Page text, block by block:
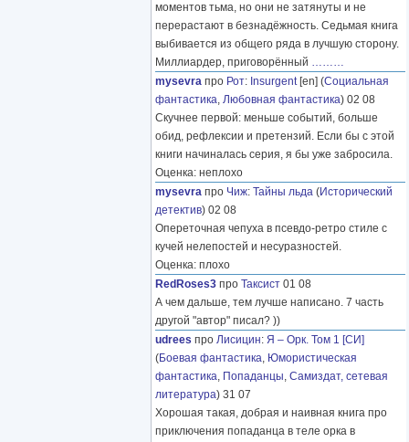
моментов тьма, но они не затянуты и не
перерастают в безнадёжность. Седьмая книга
выбивается из общего ряда в лучшую сторону.
Миллиардер, приговорённый ………
mysevra про Рот: Insurgent[en] (Социальная
фантастика, Любовная фантастика) 02 08
Скучнее первой: меньше событий, больше
обид, рефлексии и претензий. Если бы с этой
книги начиналась серия, я бы уже забросила.
Оценка: неплохо
mysevra про Чиж: Тайны льда (Исторический
детектив) 02 08
Опереточная чепуха в псевдо-ретро стиле с
кучей нелепостей и несуразностей.
Оценка: плохо
RedRoses3 про Таксист 01 08
А чем дальше, тем лучше написано. 7 часть
другой "автор" писал? ))
udrees про Лисицин: Я – Орк. Том 1 [СИ]
(Боевая фантастика, Юмористическая
фантастика, Попаданцы, Самиздат, сетевая
литература) 31 07
Хорошая такая, добрая и наивная книга про
приключения попаданца в теле орка в